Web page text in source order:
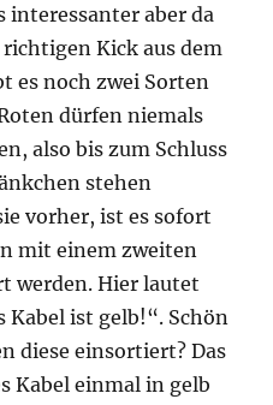
interessanter aber da
Kick aus dem
es noch zwei Sorten
dürfen niemals
also bis zum Schluss
stehen
vorher, ist es sofort
mit einem zweiten
werden. Hier lautet
Kabel ist gelb!“. Schön
diese einsortiert? Das
Kabel einmal in gelb